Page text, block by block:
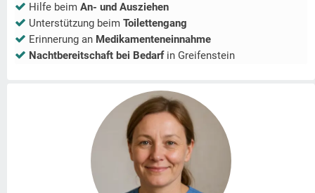
Hilfe beim An- und Ausziehen
Unterstützung beim Toilettengang
Erinnerung an Medikamenteneinnahme
Nachtbereitschaft bei Bedarfin Greifenstein